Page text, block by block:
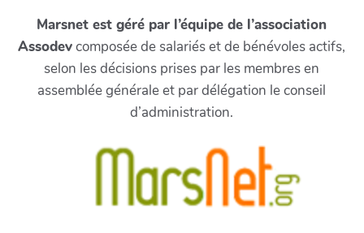
Marsnet est géré par l’équipe de l’association
Assodevcomposée de salariés et de bénévoles actifs,
selon les décisions prises par les membres en
assemblée générale et par délégation le conseil
d’administration.